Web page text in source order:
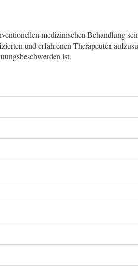
medizinischen Behandlung
und erfahrenen Therapeuten
ist.